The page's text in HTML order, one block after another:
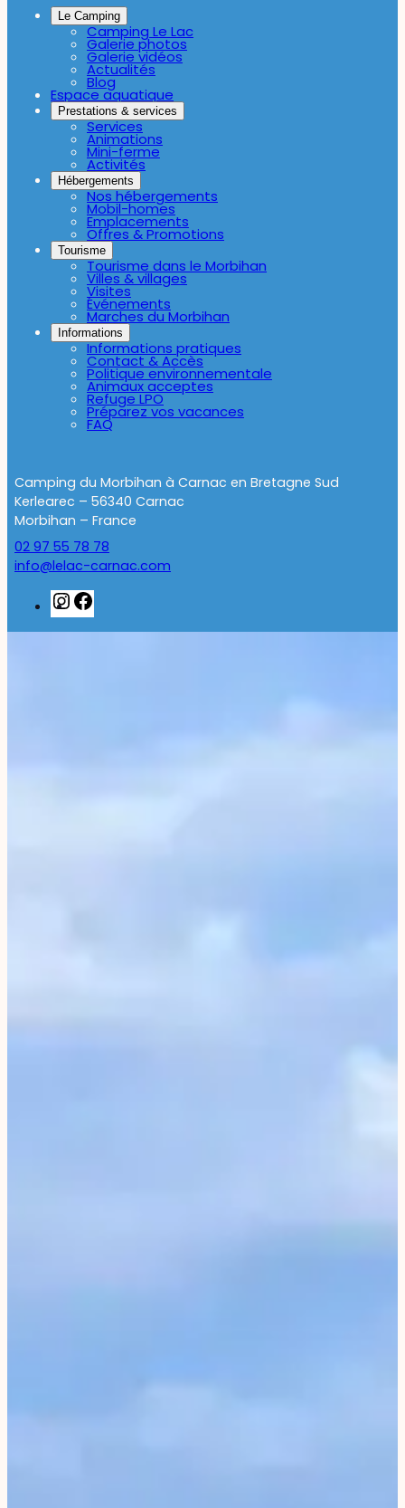
Le Camping
Camping Le Lac
Galerie photos
Galerie vidéos
Actualités
Blog
Espace aquatique
Prestations & services
Services
Animations
Mini-ferme
Activités
Hébergements
Nos hébergements
Mobil-homes
Emplacements
Offres & Promotions
Tourisme
Tourisme dans le Morbihan
Villes & villages
Visites
Événements
Marches du Morbihan
Informations
Informations pratiques
Contact & Accès
Politique environnementale
Animaux acceptes
Refuge LPO
Préparez vos vacances
FAQ
Camping du Morbihan à Carnac en Bretagne Sud
Kerlearec – 56340 Carnac
Morbihan – France
02 97 55 78 78
info@lelac-carnac.com
Instagram